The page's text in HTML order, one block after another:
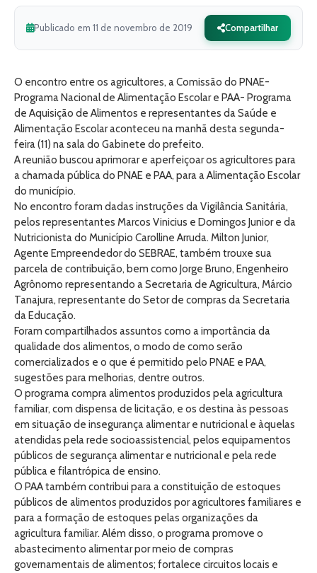
Publicado em 11 de novembro de 2019 Compartilhar
O encontro entre os agricultores, a Comissão do PNAE-
Programa Nacional de Alimentação Escolar e PAA- Programa
de Aquisição de Alimentos e representantes da Saúde e
Alimentação Escolar aconteceu na manhã desta segunda-
feira (11) na sala do Gabinete do prefeito.
A reunião buscou aprimorar e aperfeiçoar os agricultores para
a chamada pública do PNAE e PAA, para a Alimentação Escolar
do município.
No encontro foram dadas instruções da Vigilância Sanitária,
pelos representantes Marcos Vinicius e Domingos Junior e da
Nutricionista do Município Carolline Arruda. Milton Junior,
Agente Empreendedor do SEBRAE, também trouxe sua
parcela de contribuição, bem como Jorge Bruno, Engenheiro
Agrônomo representando a Secretaria de Agricultura, Márcio
Tanajura, representante do Setor de compras da Secretaria
da Educação.
Foram compartilhados assuntos como a importância da
qualidade dos alimentos, o modo de como serão
comercializados e o que é permitido pelo PNAE e PAA,
sugestões para melhorias, dentre outros.
O programa compra alimentos produzidos pela agricultura
familiar, com dispensa de licitação, e os destina às pessoas
em situação de insegurança alimentar e nutricional e àquelas
atendidas pela rede socioassistencial, pelos equipamentos
públicos de segurança alimentar e nutricional e pela rede
pública e filantrópica de ensino.
O PAA também contribui para a constituição de estoques
públicos de alimentos produzidos por agricultores familiares e
para a formação de estoques pelas organizações da
agricultura familiar. Além disso, o programa promove o
abastecimento alimentar por meio de compras
governamentais de alimentos; fortalece circuitos locais e